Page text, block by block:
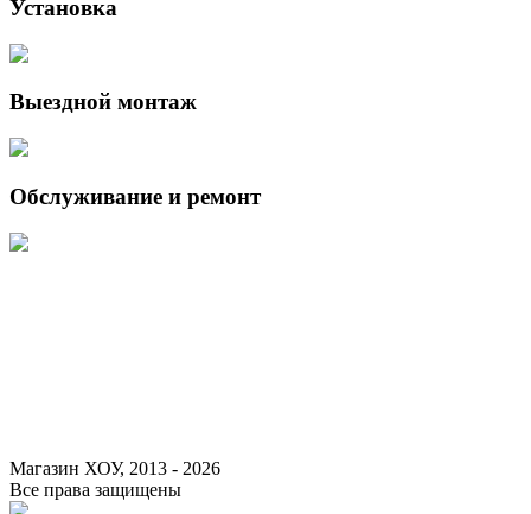
Установка
Выездной монтаж
Обслуживание и ремонт
Магазин ХОУ, 2013 - 2026
Все права защищены